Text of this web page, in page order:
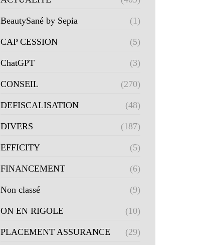
BeautySané by Sepia (1)
CAP CESSION (5)
ChatGPT (3)
CONSEIL (270)
DEFISCALISATION (48)
DIVERS (187)
EFFICITY (5)
FINANCEMENT (6)
Non classé (9)
ON EN RIGOLE (10)
PLACEMENT ASSURANCE (29)